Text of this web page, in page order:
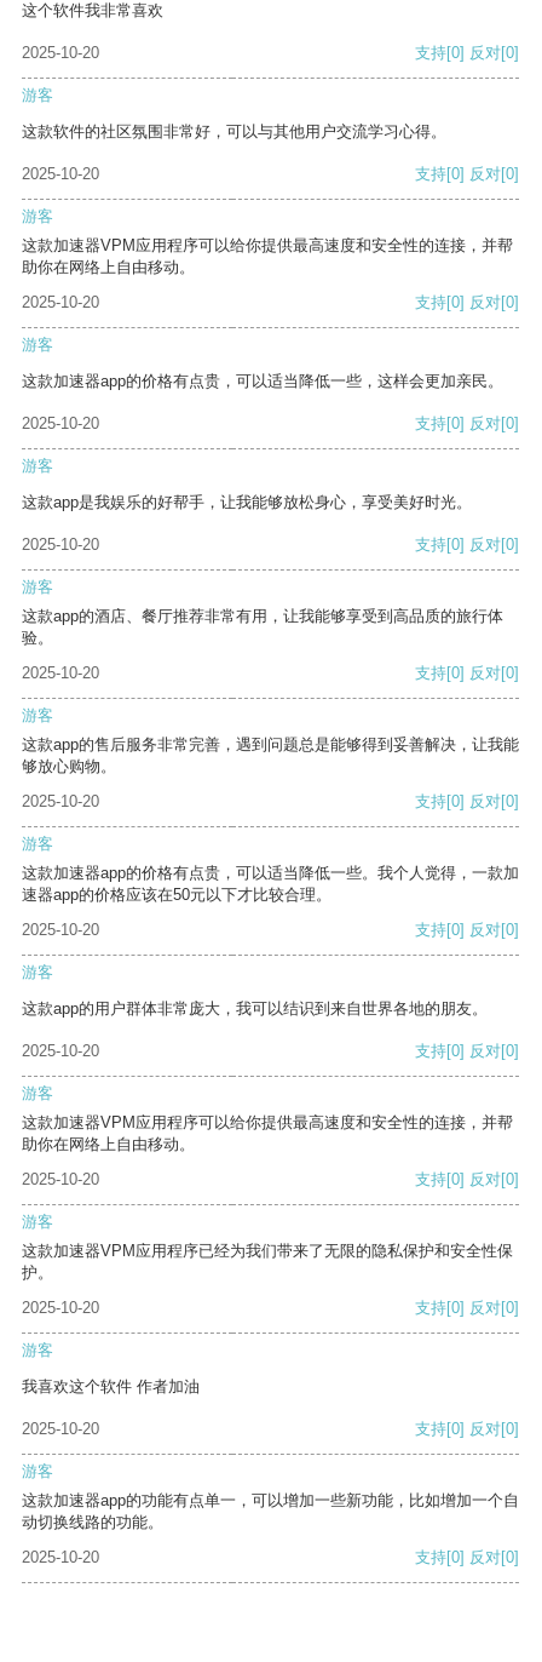
这个软件我非常喜欢
2025-10-20 支持[0] 反对[0]
游客
这款软件的社区氛围非常好，可以与其他用户交流学习心得。
2025-10-20 支持[0] 反对[0]
游客
这款加速器VPM应用程序可以给你提供最高速度和安全性的连接，并帮
助你在网络上自由移动。
2025-10-20
支持[0] 反对[0]
游客
这款加速器app的价格有点贵，可以适当降低一些，这样会更加亲民。
2025-10-20 支持[0] 反对[0]
游客
这款app是我娱乐的好帮手，让我能够放松身心，享受美好时光。
2025-10-20 支持[0] 反对[0]
游客
这款app的酒店、餐厅推荐非常有用，让我能够享受到高品质的旅行体
验。
2025-10-20
支持[0] 反对[0]
游客
这款app的售后服务非常完善，遇到问题总是能够得到妥善解决，让我能
够放心购物。
2025-10-20
支持[0] 反对[0]
游客
这款加速器app的价格有点贵，可以适当降低一些。我个人觉得，一款加
速器app的价格应该在50元以下才比较合理。
2025-10-20
支持[0] 反对[0]
游客
这款app的用户群体非常庞大，我可以结识到来自世界各地的朋友。
2025-10-20 支持[0] 反对[0]
游客
这款加速器VPM应用程序可以给你提供最高速度和安全性的连接，并帮
助你在网络上自由移动。
2025-10-20
支持[0] 反对[0]
游客
这款加速器VPM应用程序已经为我们带来了无限的隐私保护和安全性保
护。
2025-10-20
支持[0] 反对[0]
游客
我喜欢这个软件 作者加油
2025-10-20 支持[0] 反对[0]
游客
这款加速器app的功能有点单一，可以增加一些新功能，比如增加一个自
动切换线路的功能。
2025-10-20
支持[0] 反对[0]